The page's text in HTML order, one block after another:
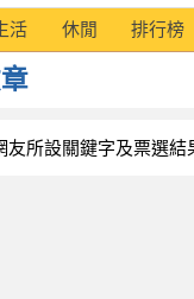
活 休閒 排行榜
友所設關鍵字及票選結